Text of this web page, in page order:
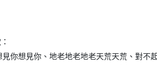
你想見你、地老地老地老天荒天荒、對不